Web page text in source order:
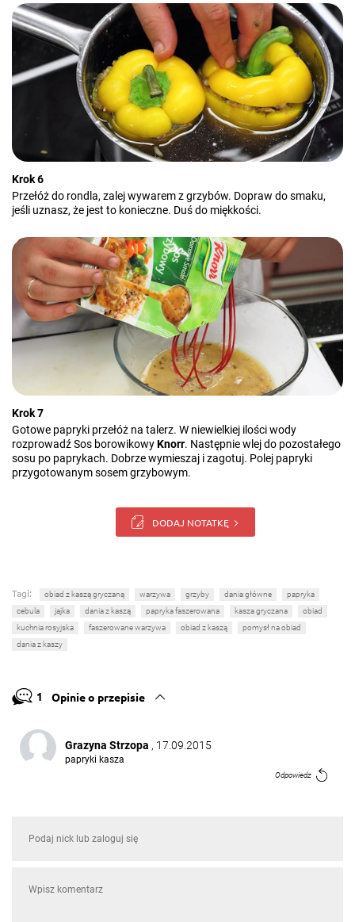
Krok 6
Przełóż do rondla, zalej wywarem z grzybów. Dopraw do smaku,
jeśli uznasz, że jest to konieczne. Duś do miękkości.
Krok 7
Gotowe papryki przełóż na talerz. W niewielkiej ilości wody
rozprowadź Sos borowikowyKnorr. Następnie wlej do pozostałego
sosu po paprykach. Dobrze wymieszaj i zagotuj. Polej papryki
przygotowanym sosem grzybowym.
DODAJ NOTATKĘ
Tagi: obiad z kaszą gryczaną warzywa grzyby dania główne
papryka
cebula
jajka dania z kaszą papryka faszerowana kasza gryczana
obiad
kuchnia rosyjska
faszerowane warzywa obiad z kaszą
pomysł na obiad
dania z kaszy
1 Opinie o przepisie
Grazyna Strzopa , 17.09.2015
papryki kasza
Odpowiedz